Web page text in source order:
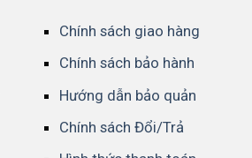
Chính sách giao hàng
Chính sách bảo hành
Hướng dẫn bảo quản
Chính sách Đổi/Trả